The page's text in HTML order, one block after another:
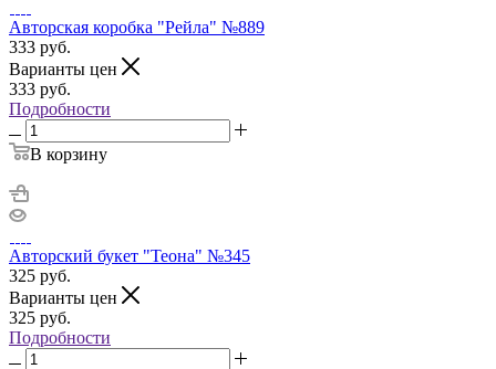
Авторская коробка "Рейла" №889
333 руб.
Варианты цен
333 руб.
Подробности
В корзину
Авторский букет "Теона" №345
325 руб.
Варианты цен
325 руб.
Подробности